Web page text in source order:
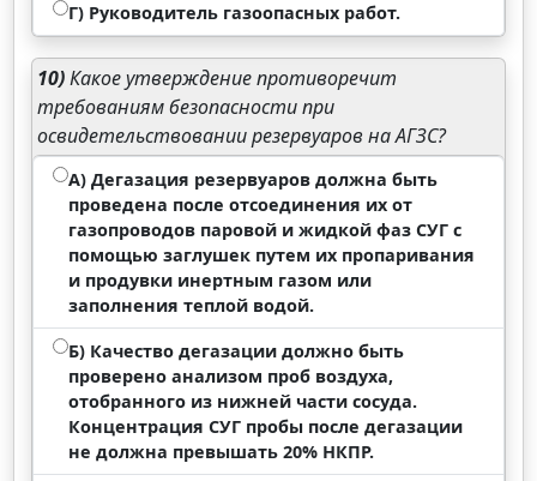
Г) Руководитель газоопасных работ.
10)Какое утверждение противоречит
требованиям безопасности при
освидетельствовании резервуаров на АГЗС?
А) Дегазация резервуаров должна быть
проведена после отсоединения их от
газопроводов паровой и жидкой фаз СУГ с
помощью заглушек путем их пропаривания
и продувки инертным газом или
заполнения теплой водой.
Б) Качество дегазации должно быть
проверено анализом проб воздуха,
отобранного из нижней части сосуда.
Концентрация СУГ пробы после дегазации
не должна превышать 20% НКПР.